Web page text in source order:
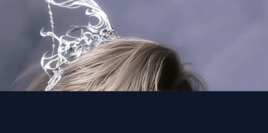
Đang mởhttps://manhua.edu.vn/thach-tu-lang